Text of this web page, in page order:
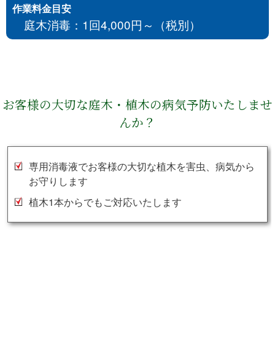
作業料金目安
庭木消毒：1回4,000円～（税別）
お客様の大切な庭木・植木の病気予防いたしませ
んか？
専用消毒液でお客様の大切な植木を害虫、病気から
お守りします
植木1本からでもご対応いたします